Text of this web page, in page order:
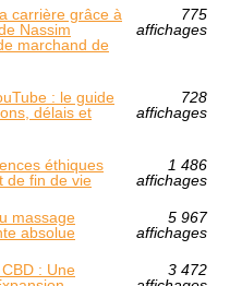
carrière grâce à
Nassim
marchand de
775
affichages
: le guide
délais et
728
affichages
éthiques
de fin de vie
1 486
affichages
massage
absolue
5 967
affichages
: Une
3 472